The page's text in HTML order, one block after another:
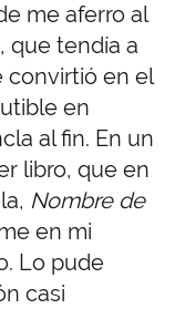
me aferro al
que tendía a
convirtió en el
en
al fin. En un
libro, que en
Nombre de
en mi
Lo pude
casi